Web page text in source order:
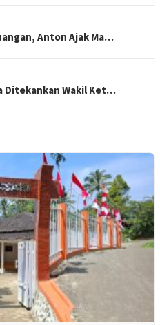
Anton Ajak Ma…
Ditekankan Wakil Ket…